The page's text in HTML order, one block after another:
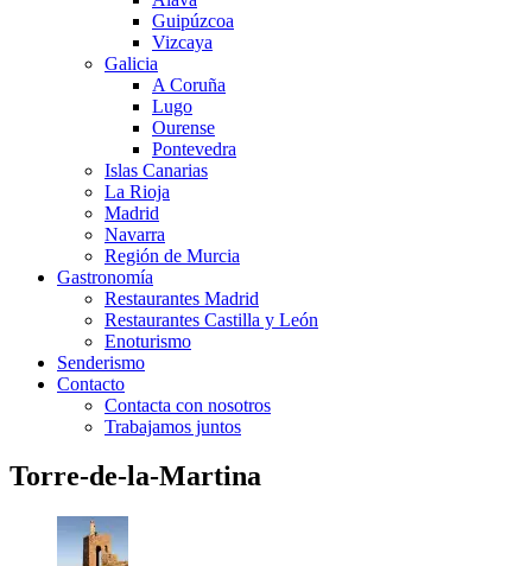
Guipúzcoa
Vizcaya
Galicia
A Coruña
Lugo
Ourense
Pontevedra
Islas Canarias
La Rioja
Madrid
Navarra
Región de Murcia
Gastronomía
Restaurantes Madrid
Restaurantes Castilla y León
Enoturismo
Senderismo
Contacto
Contacta con nosotros
Trabajamos juntos
Torre-de-la-Martina